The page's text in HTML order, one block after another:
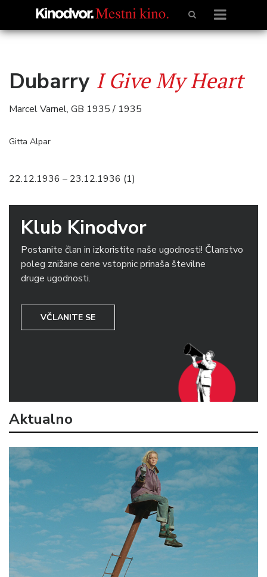
Dubarry I Give My Heart
Marcel Varnel, GB 1935 / 1935
Gitta Alpar
22.12.1936 – 23.12.1936 (1)
Klub Kinodvor
Postanite član in izkoristite naše ugodnosti! Članstvo
poleg znižane cene vstopnic prinaša številne
druge ugodnosti.
VČLANITE SE
Aktualno